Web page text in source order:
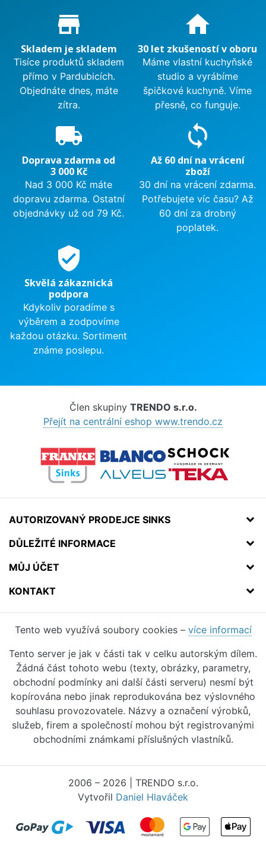
Proč nakupovat u nás?
store_mall_directory
Skladem je skladem
Tisíce produktů skladem
přímo v Pardubicích.
Objednáte dnes, máte
zítra.
home
30 let zkušeností v oboru
Máme vlastní kuchyňské
studio a vyrábíme
špičkové kuchyně. Víme
přesně, co funguje.
local_shipping
Doprava zdarma od
3 000 Kč
Nad 3 000 Kč máte
dopravu zdarma. Ostatní
objednávky už od 79 Kč.
sync
Až 60 dní na vrácení
zboží
30 dní na vrácení zdarma.
Potřebujete víc času? Až
60 dní za drobný
poplatek.
verified_user
Skvělá zákaznická
podpora
Kdykoliv poradíme s
výběrem a zodpovíme
každou otázku. Sortiment
známe poslepu.
Člen skupiny TRENDO s.r.o.
Přejít na centrální eshop www.trendo.cz
AUTORIZOVANÝ PRODEJCE SINKS
DŮLEŽITÉ INFORMACE
MŮJ ÚČET
KONTAKT
Tento web využívá soubory cookies – více informací
Tento server je jak v části tak v celku autorským dílem.
Žádná část tohoto webu (texty, obrázky, parametry,
obchodní podmínky ani další části serveru) nesmí být
kopírována nebo jinak reprodukována bez výslovného
souhlasu provozovatele. Názvy a označení výrobků,
služeb, firem a společností mohou být registrovanými
obchodními známkami příslušných vlastníků.
2006 – 2026 | TRENDO s.r.o.
Vytvořil Daniel Hlaváček